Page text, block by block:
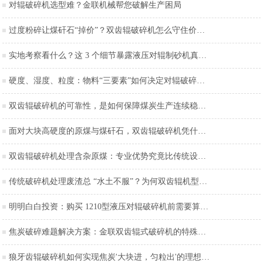
对辊破碎机选型难？金联机械帮您破解生产困局
过度粉碎让煤矸石“掉价”？双齿辊破碎机怎么守住价值底线？
实地考察看什么？这 3 个细节暴露液压对辊制砂机真实做工
硬度、湿度、粒度：物料“三要素”如何决定对辊破碎机的技术配置？
双齿辊破碎机的可靠性，是如何保障煤炭生产连续稳定运行的？
面对大块高硬度的原煤与煤矸石，双齿辊破碎机凭什么能“啃”得动？
双齿辊破碎机处理含杂原煤：专业优势究竟比传统设备强在哪？
传统破碎机处理废渣总 “水土不服”？为何双齿辊机型能轻松胜任？
明明白白投资：购买 1210型液压对辊破碎机前需要算清的 “经济账”​
焦炭破碎难题解决方案：金联双齿辊式破碎机的特殊结构设计
狼牙齿辊破碎机如何实现焦炭'大块进，匀粒出'的理想转化？